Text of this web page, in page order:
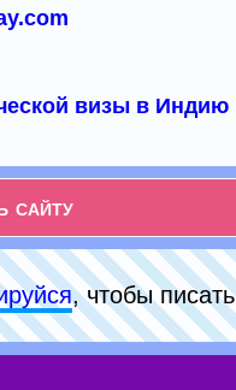
визы в Индию
сайту
, чтобы писать